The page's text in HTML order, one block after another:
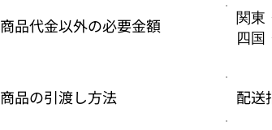
商品代金以外の必要金額
関東
四
商品の引渡し方法 配